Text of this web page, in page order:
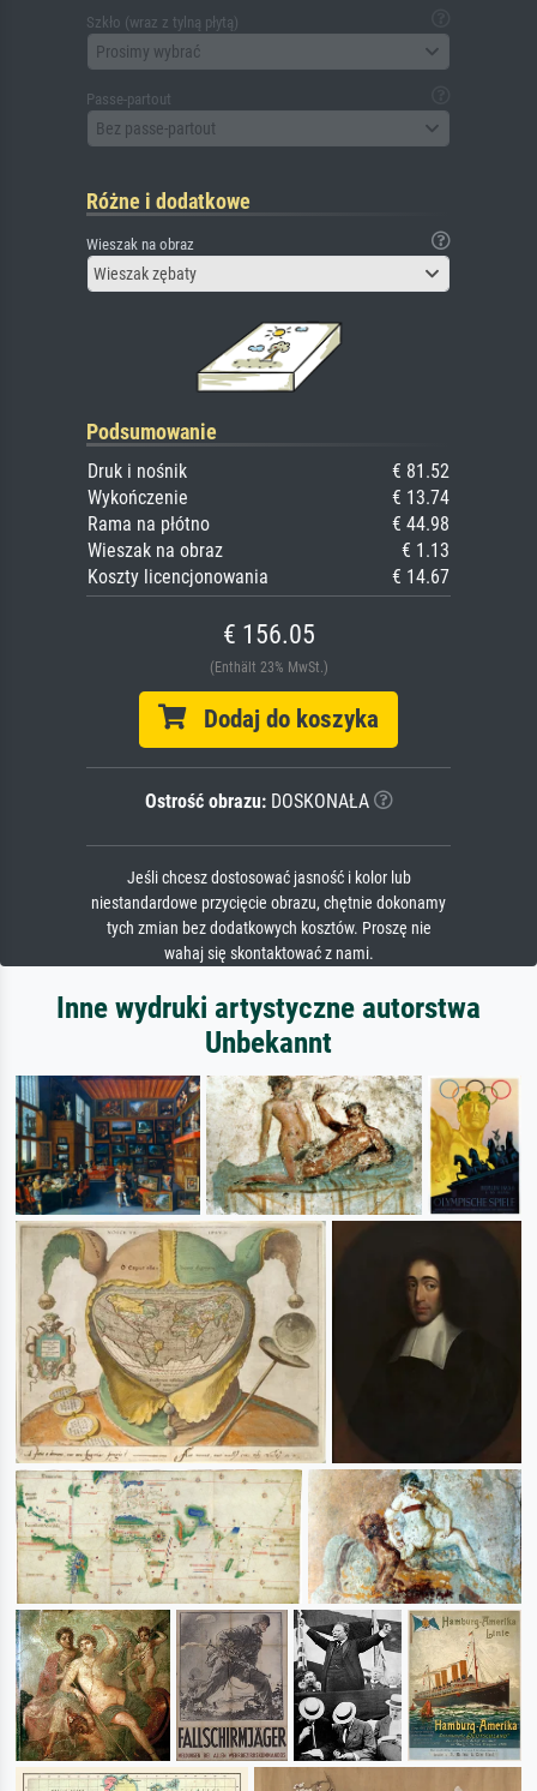
Szkło (wraz z tylną płytą)
Prosimy wybrać
Passe-partout
Bez passe-partout
Różne i dodatkowe
Wieszak na obraz
Wieszak zębaty
Podsumowanie
Druk i nośnik
€ 81.52
Wykończenie
€ 13.74
Rama na płótno
€ 44.98
Wieszak na obraz
€ 1.13
Koszty licencjonowania
€ 14.67
€ 156.05
(Enthält 23% MwSt.)
Dodaj do koszyka
Ostrość obrazu:DOSKONAŁA
Jeśli chcesz dostosować jasność i kolor lub
niestandardowe przycięcie obrazu, chętnie dokonamy
tych zmian bez dodatkowych kosztów. Proszę nie
wahaj się skontaktować z nami.
Inne wydruki artystyczne autorstwa
Unbekannt